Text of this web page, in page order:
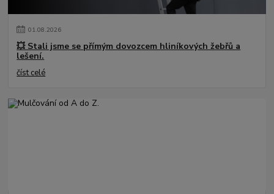
01.08.2026
💥 Stali jsme se přímým dovozcem hliníkových žebřů a
lešení.
číst celé